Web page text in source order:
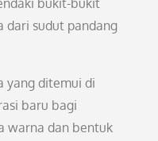
bukit-bukit
dari sudut pandang
yang ditemui di
baru bagi
warna dan bentuk